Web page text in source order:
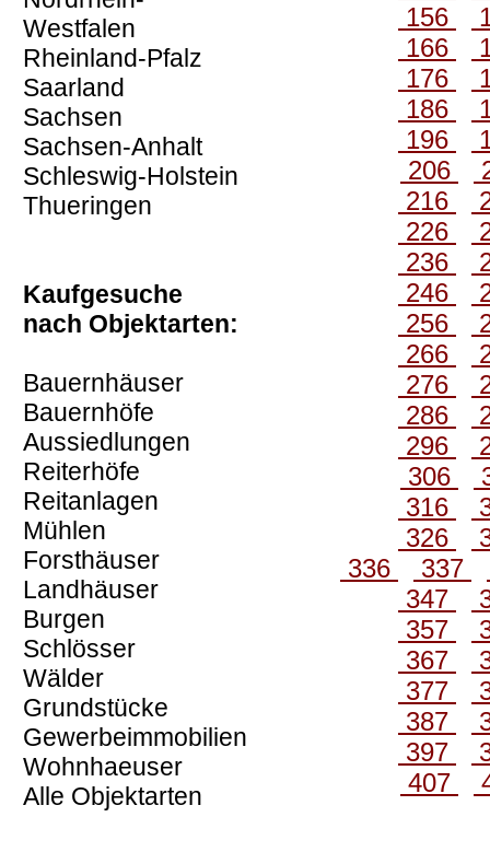
Westfalen
Rheinland-Pfalz
Saarland
Sachsen
Sachsen-Anhalt
Schleswig-Holstein
Thueringen
Kaufgesuche
nach Objektarten:
Bauernhäuser
Bauernhöfe
Aussiedlungen
Reiterhöfe
Reitanlagen
Mühlen
Forsthäuser
Landhäuser
Burgen
Schlösser
Wälder
Grundstücke
Gewerbeimmobilien
Wohnhaeuser
Alle Objektarten
156
166
176
186
196
206
216
226
236
246
256
266
276
286
296
306
316
326
336
337
347
357
367
377
387
397
407